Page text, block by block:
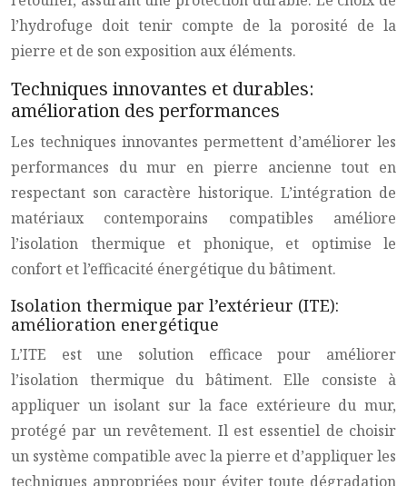
l’hydrofuge doit tenir compte de la porosité de la
pierre et de son exposition aux éléments.
Techniques innovantes et durables:
amélioration des performances
Les techniques innovantes permettent d’améliorer les
performances du mur en pierre ancienne tout en
respectant son caractère historique. L’intégration de
matériaux contemporains compatibles améliore
l’isolation thermique et phonique, et optimise le
confort et l’efficacité énergétique du bâtiment.
Isolation thermique par l’extérieur (ITE):
amélioration energétique
L’ITE est une solution efficace pour améliorer
l’isolation thermique du bâtiment. Elle consiste à
appliquer un isolant sur la face extérieure du mur,
protégé par un revêtement. Il est essentiel de choisir
un système compatible avec la pierre et d’appliquer les
techniques appropriées pour éviter toute dégradation